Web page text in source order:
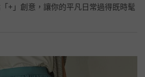
+」創意，讓你的平凡日常過得既時髦